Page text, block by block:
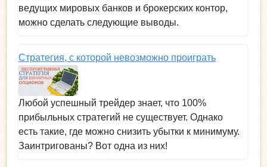
ведущих мировых банков и брокерских контор,
можно сделать следующие выводы.
Стратегия, с которой невозможно проиграть
Любой успешный трейдер знает, что 100%
прибыльных стратегий не существует. Однако
есть такие, где можно снизить убытки к минимуму.
Заинтригованы? Вот одна из них!